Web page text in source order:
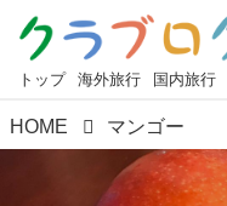
トップ 海外旅行 国内旅行
HOME マンゴー